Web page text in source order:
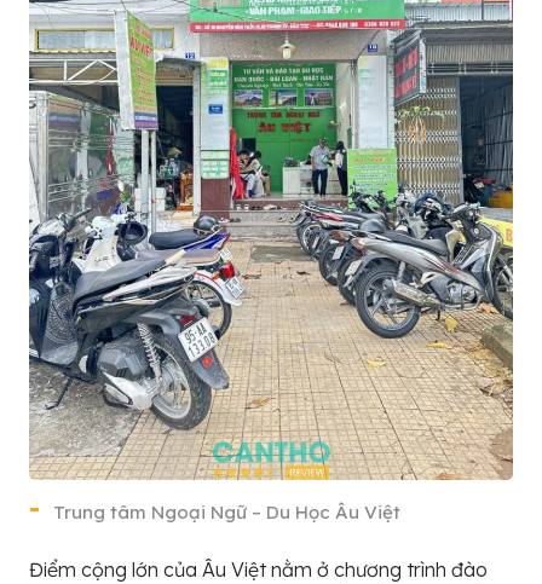
Trung tâm Ngoại Ngữ – Du Học Âu Việt
Điểm cộng lớn của Âu Việt nằm ở chương trình đào